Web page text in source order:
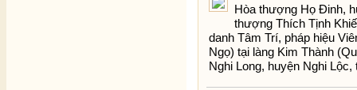
Hòa thượng Họ Đinh,
thượng Thích Tịnh
danh Tâm Trí, pháp hiệu
Ngọ) tại làng Kim Thành
Nghi Long, huyện Nghi Lộc,